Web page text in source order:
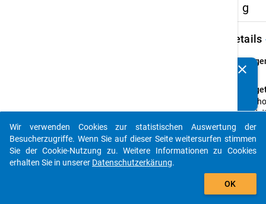
g
Details
29
Wie
sind
die Sie
zur
clear
auto_stories
add_shopping_cart
Wir verwenden Cookies zur statistischen Auswertung der
Besucherzugriffe. Wenn Sie auf dieser Seite weitersurfen stimmen
Sie der Cookie-Nutzung zu. Weitere Informationen zu Cookies
erhalten Sie in unserer Datenschutzerkärung.
OK